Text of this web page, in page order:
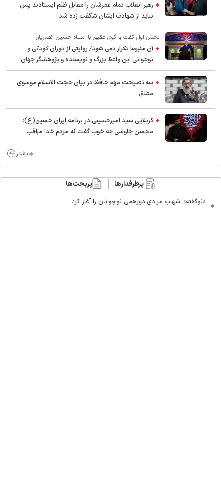
رهبر انقلاب تمام عمرشان را مقابل ظلم ایستادند پس
نباید از شهادت ایشان شگفت زده شد
بخش اول گفت و گوی عقیق با استاد حسین انصاریان:
آن منبرها تکرار نمی شود/ روایتی از دوران کودکی و
نوجوانی این واعظ بزرگ و نویسنده و پژوهشگر جهان
اسلام
سه نصیحت مهم حافظ در بیان حجت الاسلام موسوی
مطلق
کربلایی سید امیر‌حسینی در برنامه ایران حسین(ع):
محسن چاوشی چه خوب گفت که مردم خدا مراقب
بیشتر
پرطرفدارها پربحث‌ها
«نوگفته»؛ شهاب مرادی دورهمی نوجوانان را آغاز کرد